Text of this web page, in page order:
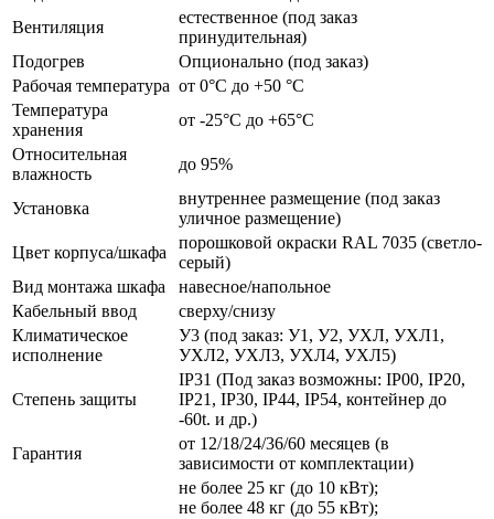
Вентиляция
естественное (под заказ
принудительная)
Подогрев
Опционально (под заказ)
Рабочая температура от 0°C до +50 °C
Температура
хранения
от -25°C до +65°C
Относительная
влажность
до 95%
Установка
внутреннее размещение (под заказ
уличное размещение)
Цвет корпуса/шкафа
порошковой окраски RAL 7035 (светло-
серый)
Вид монтажа шкафа
навесное/напольное
Кабельный ввод
сверху/снизу
Климатическое
исполнение
У3 (под заказ: У1, У2, УХЛ, УХЛ1,
УХЛ2, УХЛ3, УХЛ4, УХЛ5)
Степень защиты
IP31 (Под заказ возможны: IP00, IP20,
IP21, IP30, IP44, IP54, контейнер до
-60t. и др.)
Гарантия
от 12/18/24/36/60 месяцев (в
зависимости от комплектации)
не более 25 кг (до 10 кВт);
не более 48 кг (до 55 кВт);